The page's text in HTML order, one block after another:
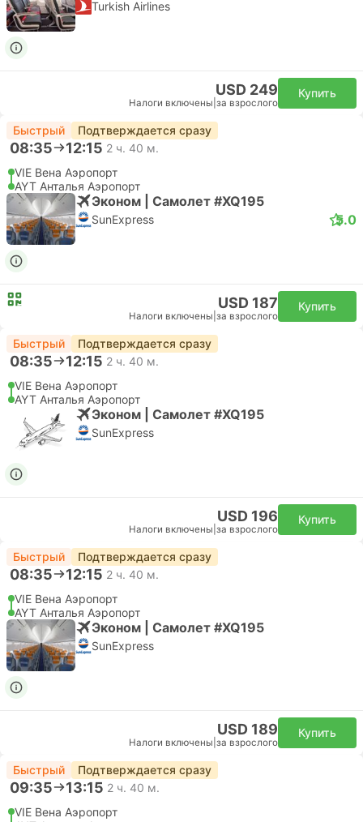
Turkish Airlines
USD 249
Налоги включены за взрослого
Купить
Быстрый Подтверждается сразу
08:35 12:15 2 ч. 40 м.
VIE Вена Аэропорт
AYT Анталья Аэропорт
Эконом | Самолет #XQ195
SunExpress 5.0
USD 187
Налоги включены за взрослого
Купить
Быстрый Подтверждается сразу
08:35 12:15 2 ч. 40 м.
VIE Вена Аэропорт
AYT Анталья Аэропорт
Эконом | Самолет #XQ195
SunExpress
USD 196
Налоги включены за взрослого
Купить
Быстрый Подтверждается сразу
08:35 12:15 2 ч. 40 м.
VIE Вена Аэропорт
AYT Анталья Аэропорт
Эконом | Самолет #XQ195
SunExpress
USD 189
Налоги включены за взрослого
Купить
Быстрый Подтверждается сразу
09:35 13:15 2 ч. 40 м.
VIE Вена Аэропорт